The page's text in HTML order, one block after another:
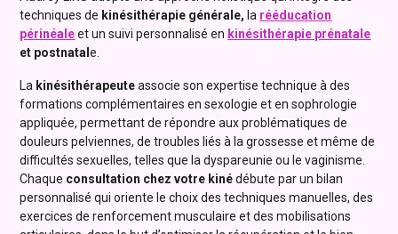
techniques de kinésithérapie générale, la rééducation
périnéaleet un suivi personnalisé en kinésithérapie prénatale
et postnatale.
La kinésithérapeuteassocie son expertise technique à des
formations complémentaires en sexologie et en sophrologie
appliquée, permettant de répondre aux problématiques de
douleurs pelviennes, de troubles liés à la grossesse et même de
difficultés sexuelles, telles que la dyspareunie ou le vaginisme.
Chaque consultation chez votre kinédébute par un bilan
personnalisé qui oriente le choix des techniques manuelles, des
exercices de renforcement musculaire et des mobilisations